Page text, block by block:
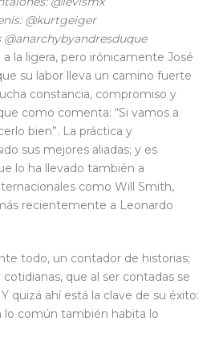
@kurtgeiger
@anarchybyandresduque
a la ligera, pero irónicamente José
su labor lleva un camino fuerte
constancia, compromiso y
como comenta: “Si vamos a
bien”. La práctica y
sus mejores aliadas; y es
lo ha llevado también a
como Will Smith,
recientemente a Leonardo
todo, un contador de historias;
que al ser contadas se
quizá ahí está la clave de su éxito:
lo común también habita lo